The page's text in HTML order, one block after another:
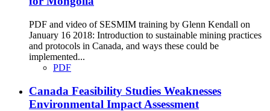
PDF and video of SESMIM training by Glenn Kendall on
January 16 2018: Introduction to sustainable mining practices
and protocols in Canada, and ways these could be
implemented...
PDF
Canada Feasibility Studies Weaknesses
Environmental Impact Assessment